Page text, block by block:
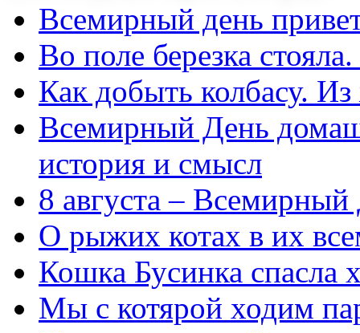
Всемирный день
Во поле березка
Как добыть колбасу.
Всемирный День
история и смысл
8 августа –
О рыжих котах в их
Кошка Бусинка спасла
Мы с котярой ходим